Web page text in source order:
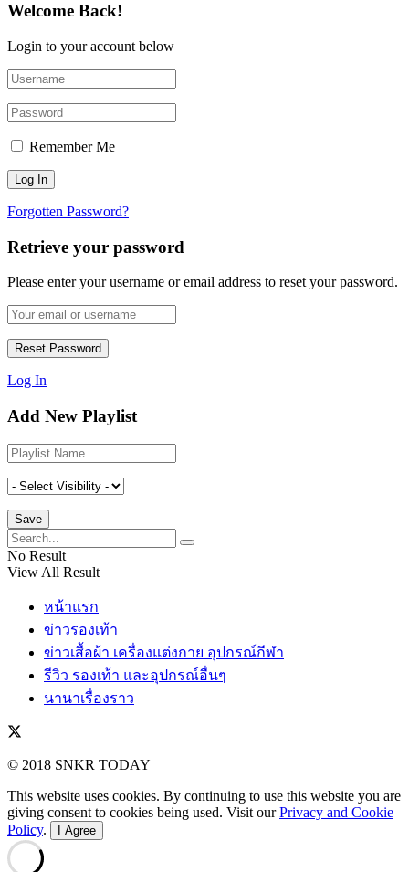
Welcome Back!
Login to your account below
Remember Me
Forgotten Password?
Retrieve your password
Please enter your username or email address to reset your password.
Log In
Add New Playlist
No Result
View All Result
หน้าแรก
ข่าวรองเท้า
ข่าวเสื้อผ้า เครื่องแต่งกาย อุปกรณ์กีฬา
รีวิว รองเท้า และอุปกรณ์อื่นๆ
นานาเรื่องราว
© 2018 SNKR TODAY
This website uses cookies. By continuing to use this website you are
giving consent to cookies being used. Visit ourPrivacy and Cookie
Policy. I Agree